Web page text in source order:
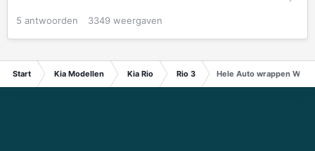
5 antwoorden 3349 weergaven
Start Kia Modellen Kia Rio Rio 3 Hele Auto wrappen Wel